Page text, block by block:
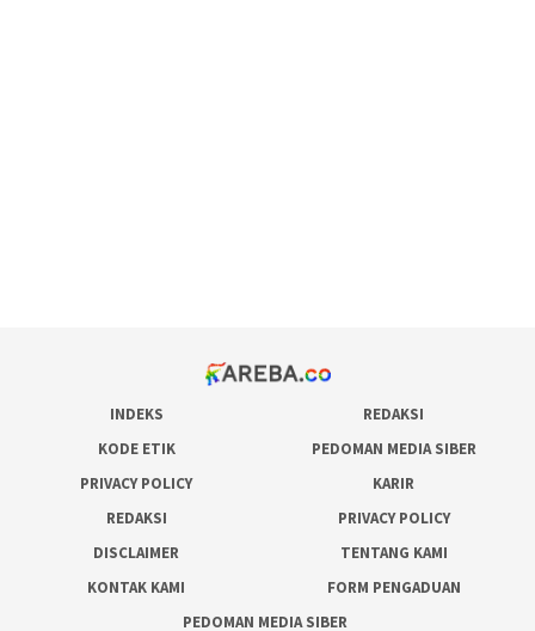
INDEKS
REDAKSI
KODE ETIK
PEDOMAN MEDIA SIBER
PRIVACY POLICY
KARIR
REDAKSI
PRIVACY POLICY
DISCLAIMER
TENTANG KAMI
KONTAK KAMI
FORM PENGADUAN
PEDOMAN MEDIA SIBER